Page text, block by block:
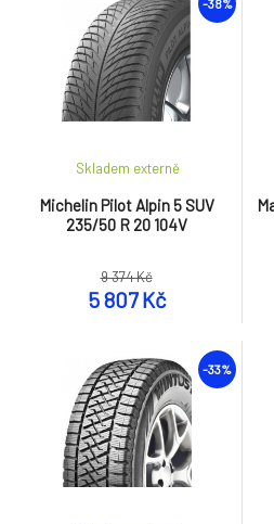
-38%
Michelin Pilot Alpin 5 SUV
235/50 R 20 104V
Skladem externě
9 374 Kč
5 807 Kč
-33%